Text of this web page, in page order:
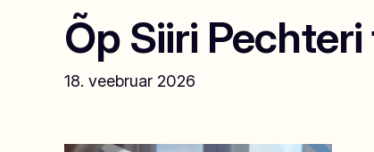
Õp Siiri
18. veebruar 2026